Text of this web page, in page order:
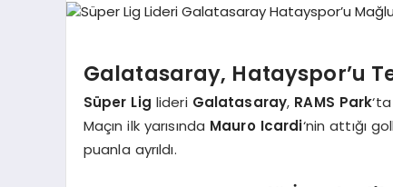
Galatasaray, Hatayspor’u
Süper Lig lideri Galatasaray, RAMS Park
Maçın ilk yarısında Mauro Icardi‘nin attığı
puanla ayrıldı.